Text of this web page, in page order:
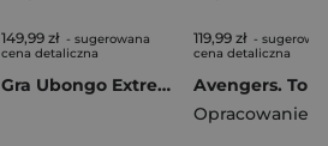
149,99 zł - sugerowana
cena detaliczna
Gra Ubongo Extreme DE LUXE
119,99 zł -
cena detaliczna